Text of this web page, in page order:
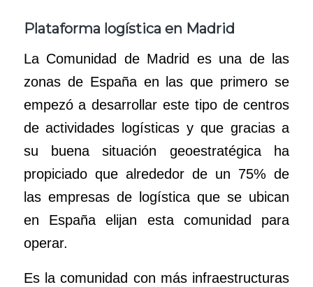
Plataforma logística en Madrid
La Comunidad de Madrid es una de las
zonas de España en las que primero se
empezó a desarrollar este tipo de centros
de actividades logísticas y que gracias a
su buena situación geoestratégica ha
propiciado que alrededor de un 75% de
las empresas de logística que se ubican
en España elijan esta comunidad para
operar.
Es la comunidad con más infraestructuras